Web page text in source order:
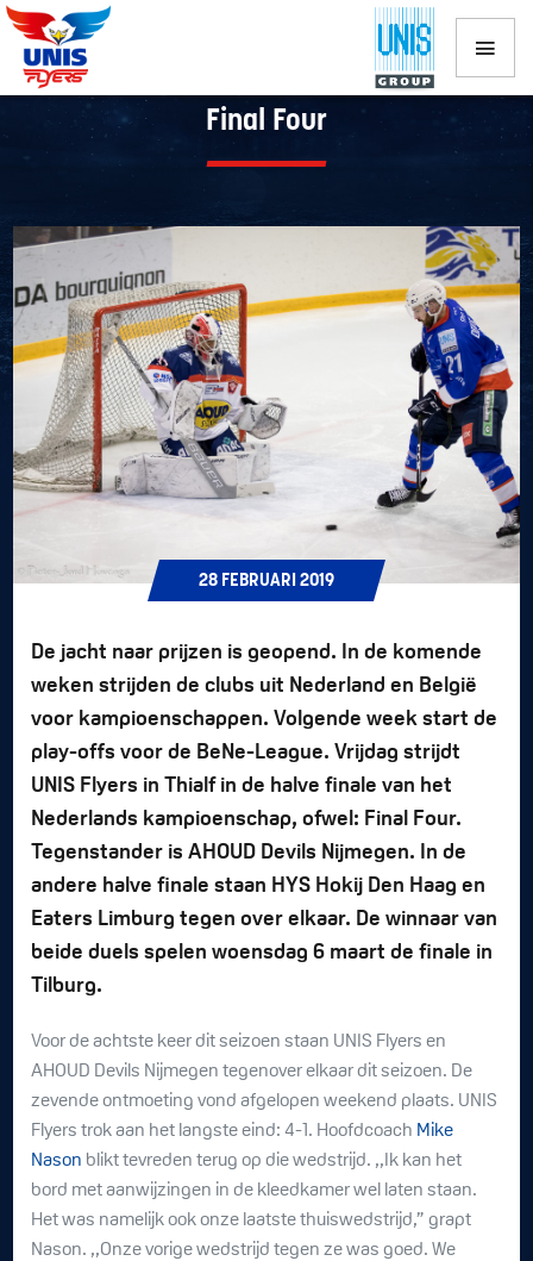
Vooruitblik Mike Nason op halve finale
Final Four
28 FEBRUARI 2019
De jacht naar prijzen is geopend. In de komende
weken strijden de clubs uit Nederland en België
voor kampioenschappen. Volgende week start de
play-offs voor de BeNe-League. Vrijdag strijdt
UNIS Flyers in Thialf in de halve finale van het
Nederlands kampioenschap, ofwel: Final Four.
Tegenstander is AHOUD Devils Nijmegen. In de
andere halve finale staan HYS Hokij Den Haag en
Eaters Limburg tegen over elkaar. De winnaar van
beide duels spelen woensdag 6 maart de finale in
Tilburg.
Voor de achtste keer dit seizoen staan UNIS Flyers en
AHOUD Devils Nijmegen tegenover elkaar dit seizoen. De
zevende ontmoeting vond afgelopen weekend plaats. UNIS
Flyers trok aan het langste eind: 4-1. Hoofdcoach Mike
Nason blikt tevreden terug op die wedstrijd. ,,Ik kan het
bord met aanwijzingen in de kleedkamer wel laten staan.
Het was namelijk ook onze laatste thuiswedstrijd,” grapt
Nason. ,,Onze vorige wedstrijd tegen ze was goed. We